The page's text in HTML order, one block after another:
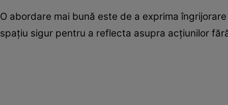
O abordare mai bună este de a exprima
spațiu sigur pentru a reflecta asupra acțiunilor